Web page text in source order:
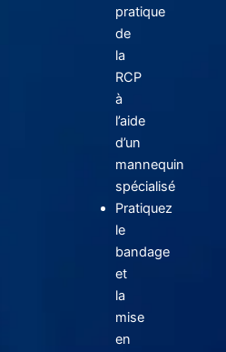
pratique
de
la
RCP
à
l’aide
d’un
mannequin
spécialisé
Pratiquez
le
bandage
et
la
mise
en